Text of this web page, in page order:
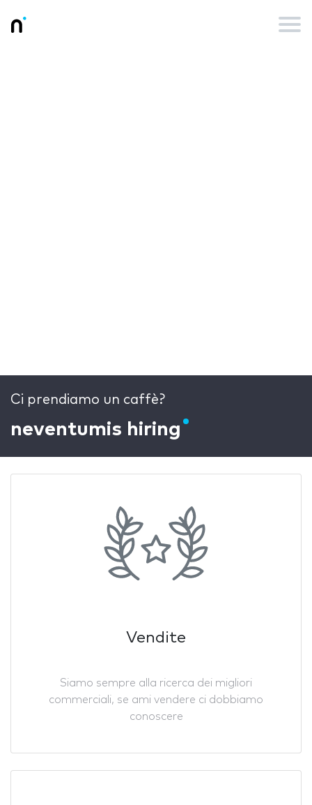
Ci prendiamo un caffè?
neventumis hiring
Vendite
Siamo sempre alla ricerca dei migliori
commerciali, se ami vendere ci dobbiamo
conoscere